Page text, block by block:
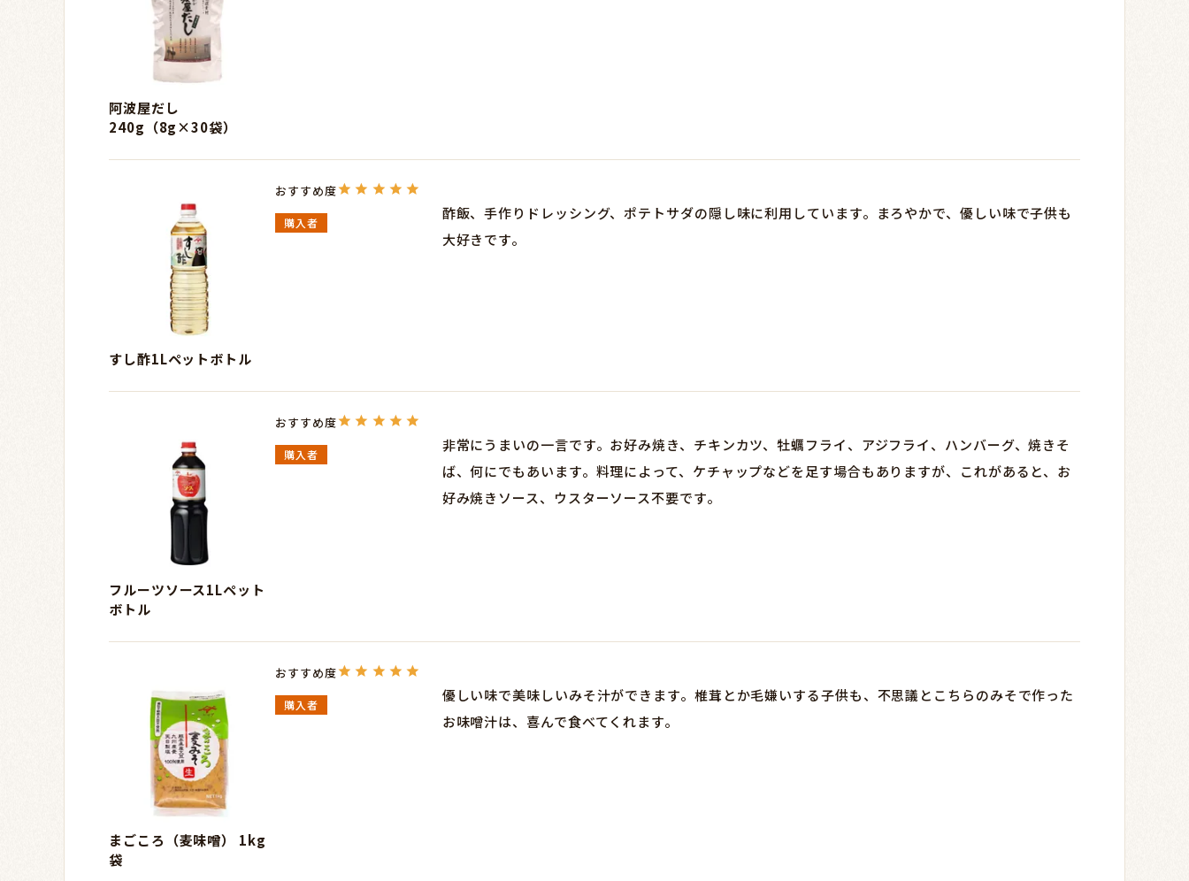
阿波屋だし
240g（8g×30袋）
すし酢1Lペットボトル
購入者
酢飯、手作りドレッシング、ポテトサダの隠し味に利用しています。まろやかで、優しい味で子供も
大好きです。
フルーツソース1Lペット
ボトル
購入者
非常にうまいの一言です。お好み焼き、チキンカツ、牡蠣フライ、アジフライ、ハンバーグ、焼きそ
ば、何にでもあいます。料理によって、ケチャップなどを足す場合もありますが、これがあると、お
好み焼きソース、ウスターソース不要です。
まごころ（麦味噌） 1kg
袋
購入者
優しい味で美味しいみそ汁ができます。椎茸とか毛嫌いする子供も、不思議とこちらのみそで作った
お味噌汁は、喜んで食べてくれます。